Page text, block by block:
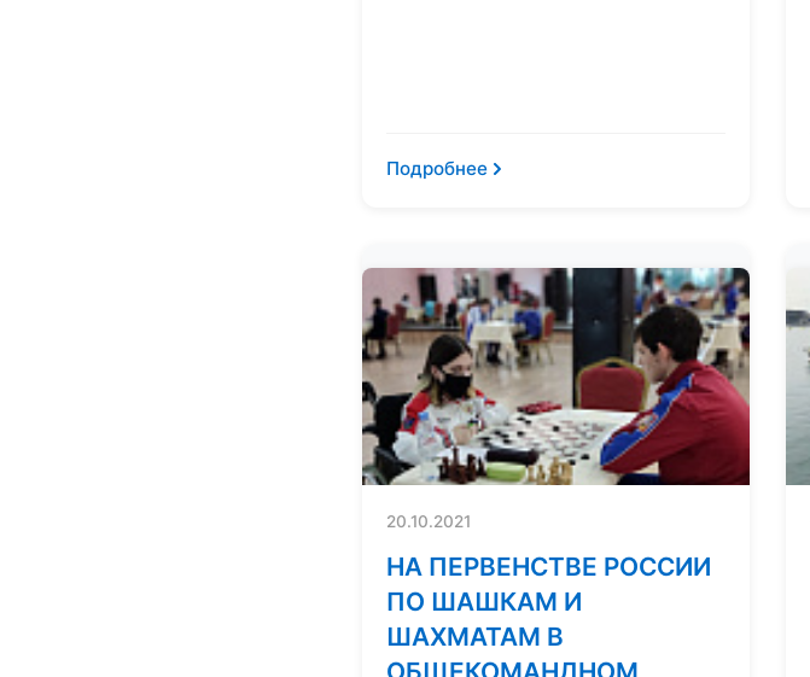
Подробнее
20.10.2021
НА ПЕРВЕНСТВЕ РОССИИ
ПО ШАШКАМ И
ШАХМАТАМ В